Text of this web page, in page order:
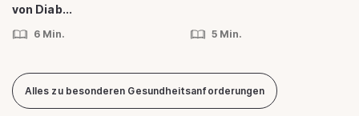
von Diab...
6 Min. 5 Min.
Alles zu besonderen Gesundheitsanforderungen